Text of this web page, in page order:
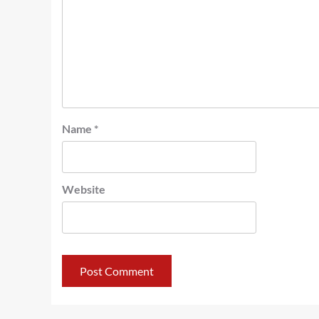
Name *
Website